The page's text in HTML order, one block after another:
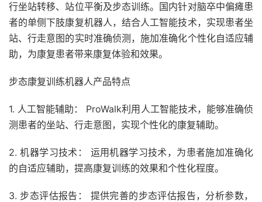
行坐站转移、站位平衡及步态训练。国内针对脑卒中偏瘫患
者的单侧下肢康复机器人，结合人工智能技术，实现患者坐
站、行走意图的实时准确侦测，施加准确化个性化自适应辅
助，为康复患者带来康复体验和效果。
步态康复训练机器人产品特点
1. 人工智能辅助： ProWalk利用人工智能技术，能够准确侦
测患者的坐站、行走意图，实现个性化的康复辅助。
2. 机器学习技术： 运用机器学习技术，为患者施加准确化
的自适应辅助，提高康复训练的效果和个性化程度。
3. 步态评估报告： 提供完善的步态评估报告，分析参数，